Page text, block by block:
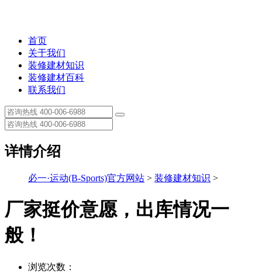
首页
关于我们
装修建材知识
装修建材百科
联系我们
详情介绍
必一·运动(B-Sports)官方网站 > 装修建材知识 >
厂家挺价意愿，出库情况一
般！
浏览次数：